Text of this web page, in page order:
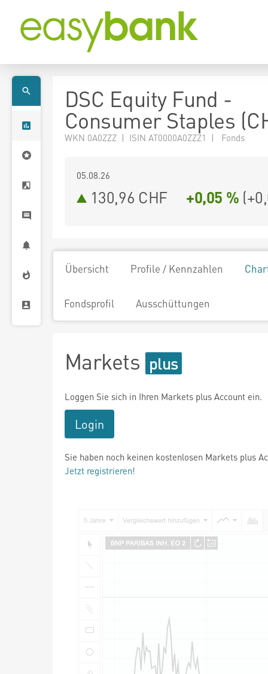
DSC Equity Fund -
Consumer Staples
WKN 0A0ZZZ | ISIN AT0000A0ZZZ1 | Fonds
05.08.26
130,96 CHF +0,05 % (
Übersicht Profile / Kennzahlen
Fondsprofil Ausschüttungen
Markets
Loggen Sie sich in Ihren Markets plus Account ein.
Login
Sie haben noch keinen kostenlosen Markets plus
Jetzt registrieren!